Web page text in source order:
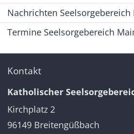
Nachrichten Seelsorgebereich
Termine Seelsorgebereich
Kontakt
Katholischer
Kirchplatz 2
96149 Breitengüßbach